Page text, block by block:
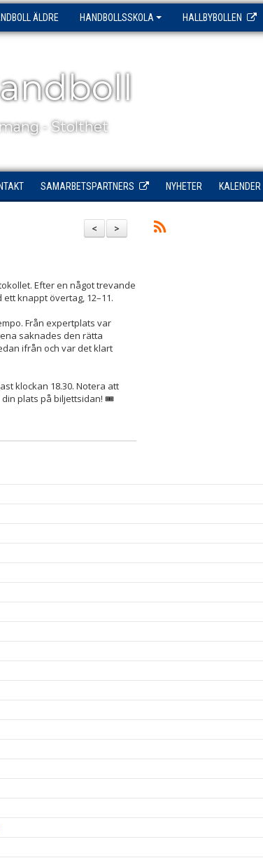
ÄLDRE HANDBOLLSSKOLA HALLBYBOLLEN
- Stolthet
SAMARBETSPARTNERS NYHETER KALENDER
>
<
Efter en något trevande
knappt övertag, 12–11.
Från expertplats var
saknades den rätta
ifrån och var det klart
klockan 18.30. Notera att
din plats på biljettsidan! 🎟️